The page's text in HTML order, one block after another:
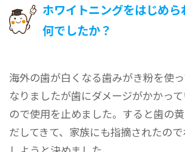
ホワイトニングをはじめ
何でしたか？
海外の歯が白くなる歯みがき粉を使
なりましたが歯にダメージがかかっ
ので使用を止めました。すると歯の
だしてきて、家族にも指摘されたの